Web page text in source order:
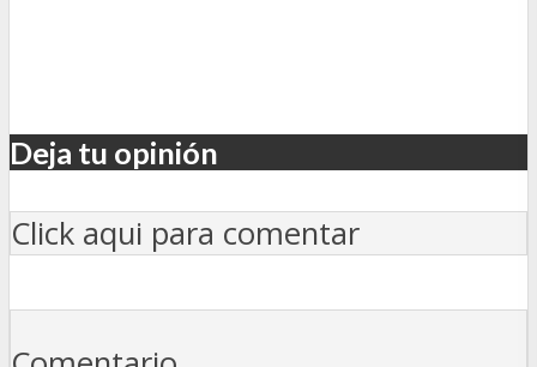
Deja tu opinión
Click aqui para comentar